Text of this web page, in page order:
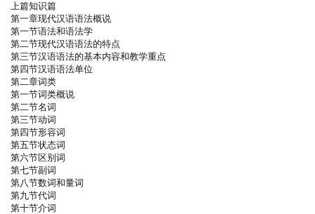
上篇知识篇
第一章现代汉语语法概说
第一节语法和语法学
第二节现代汉语语法的特点
第三节汉语语法的基本内容和教学重点
第四节汉语语法单位
第二章词类
第一节词类概说
第二节名词
第三节动词
第四节形容词
第五节状态词
第六节区别词
第七节副词
第八节数词和量词
第九节代词
第十节介词